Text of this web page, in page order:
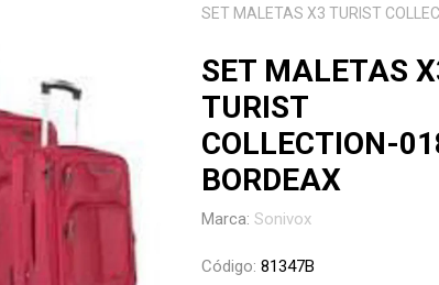
SET MALETAS X3 TURIST
SET MALETAS
TURIST
COLLECTION-
BORDEAX
Marca: Sonivox
Código: 81347B